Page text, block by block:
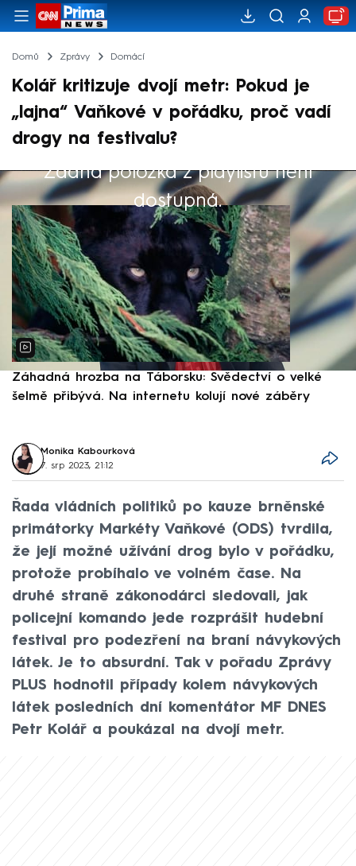
Domů Zprávy Domácí
Kolář kritizuje dvojí metr: Pokud je
„lajna“ Vaňkové v pořádku, proč vadí
drogy na festivalu?
Žádná položka z playlistu není
dostupná.
Výběr redakce
Záhadná hrozba na Táborsku: Svědectví o velké
šelmě přibývá. Na internetu kolují nové záběry
Monika Kabourková
7. srp 2023, 21:12
Řada vládních politiků po kauze brněnské
primátorky Markéty Vaňkové (ODS) tvrdila,
že její možné užívání drog bylo v pořádku,
protože probíhalo ve volném čase. Na
druhé straně zákonodárci sledovali, jak
policejní komando jede rozprášit hudební
festival pro podezření na braní návykových
látek. Je to absurdní. Tak v pořadu Zprávy
PLUS hodnotil případy kolem návykových
látek posledních dní komentátor MF DNES
Petr Kolář a poukázal na dvojí metr.